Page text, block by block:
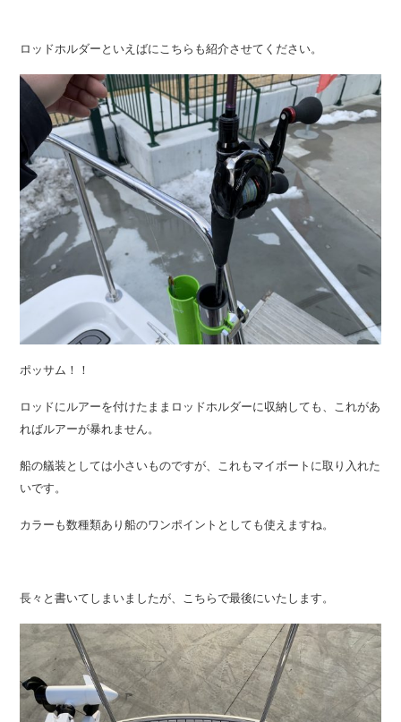
ロッドホルダーといえばにこちらも紹介させてください。
ポッサム！！
ロッドにルアーを付けたままロッドホルダーに収納しても、これがあ
ればルアーが暴れません。
船の艤装としては小さいものですが、これもマイボートに取り入れた
いです。
カラーも数種類あり船のワンポイントとしても使えますね。
長々と書いてしまいましたが、こちらで最後にいたします。